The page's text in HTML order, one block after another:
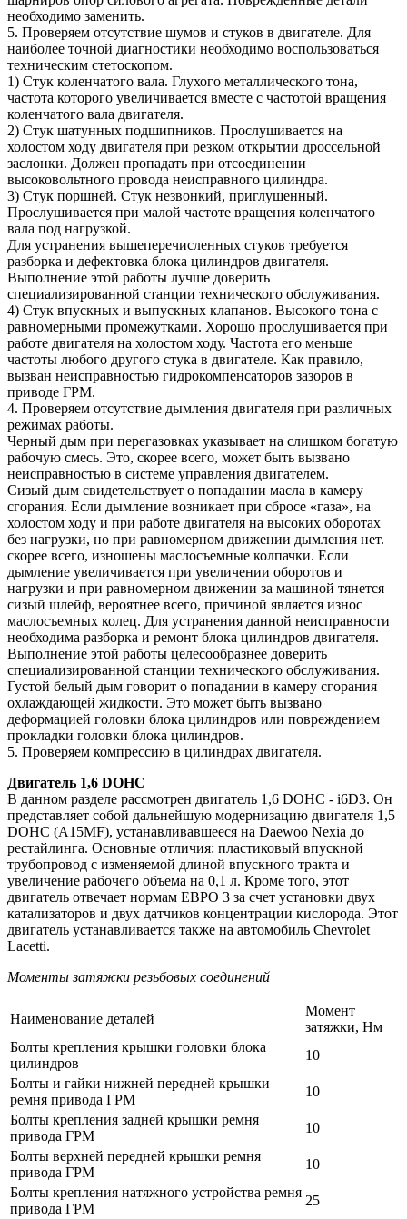
необходимо заменить.
5. Проверяем отсутствие шумов и стуков в двигателе. Для
наиболее точной диагностики необходимо воспользоваться
техническим стетоскопом.
1) Стук коленчатого вала. Глухого металлического тона,
частота которого увеличивается вместе с частотой вращения
коленчатого вала двигателя.
2) Стук шатунных подшипников. Прослушивается на
холостом ходу двигателя при резком открытии дроссельной
заслонки. Должен пропадать при отсоединении
высоковольтного провода неисправного цилиндра.
3) Стук поршней. Стук незвонкий, приглушенный.
Прослушивается при малой частоте вращения коленчатого
вала под нагрузкой.
Для устранения вышеперечисленных стуков требуется
разборка и дефектовка блока цилиндров двигателя.
Выполнение этой работы лучше доверить
специализированной станции технического обслуживания.
4) Стук впускных и выпускных клапанов. Высокого тона с
равномерными промежутками. Хорошо прослушивается при
работе двигателя на холостом ходу. Частота его меньше
частоты любого другого стука в двигателе. Как правило,
вызван неисправностью гидрокомпенсаторов зазоров в
приводе ГРМ.
4. Проверяем отсутствие дымления двигателя при различных
режимах работы.
Черный дым при перегазовках указывает на слишком богатую
рабочую смесь. Это, скорее всего, может быть вызвано
неисправностью в системе управления двигателем.
Сизый дым свидетельствует о попадании масла в камеру
сгорания. Если дымление возникает при сбросе «газа», на
холостом ходу и при работе двигателя на высоких оборотах
без нагрузки, но при равномерном движении дымления нет.
скорее всего, изношены маслосъемные колпачки. Если
дымление увеличивается при увеличении оборотов и
нагрузки и при равномерном движении за машиной тянется
сизый шлейф, вероятнее всего, причиной является износ
маслосъемных колец. Для устранения данной неисправности
необходима разборка и ремонт блока цилиндров двигателя.
Выполнение этой работы целесообразнее доверить
специализированной станции технического обслуживания.
Густой белый дым говорит о попадании в камеру сгорания
охлаждающей жидкости. Это может быть вызвано
деформацией головки блока цилиндров или повреждением
прокладки головки блока цилиндров.
5. Проверяем компрессию в цилиндрах двигателя.
Двигатель 1,6 DOHC
В данном разделе рассмотрен двигатель 1,6 DOHC - i6D3. Он
представляет собой дальнейшую модернизацию двигателя 1,5
DOHC (A15MF), устанавливавшееся на Daewoo Nexia до
рестайлинга. Основные отличия: пластиковый впускной
трубопровод с изменяемой длиной впускного тракта и
увеличение рабочего объемa на 0,1 л. Кроме того, этот
двигатель отвечает нормам ЕВРО 3 за счет установки двух
катализаторов и двух датчиков концентрации кислорода. Этот
двигатель устанавливается также на автомобиль Chevrolet
Lacetti.
Моменты затяжки резьбовых соединений
Наименование деталей
Момент
затяжки, Нм
Болты крепления крышки головки блока
цилиндров
10
Болты и гайки нижней передней крышки
ремня привода ГРМ
10
Болты крепления задней крышки ремня
привода ГРМ
10
Болты верхней передней крышки ремня
привода ГРМ
10
Болты крепления натяжного устройства ремня
привода ГРМ
25